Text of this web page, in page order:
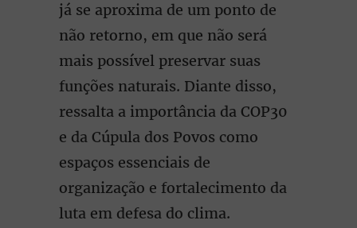
já se aproxima de um ponto de
não retorno, em que não será
mais possível preservar suas
funções naturais. Diante disso,
ressalta a importância da COP30
e da Cúpula dos Povos como
espaços essenciais de
organização e fortalecimento da
luta em defesa do clima.